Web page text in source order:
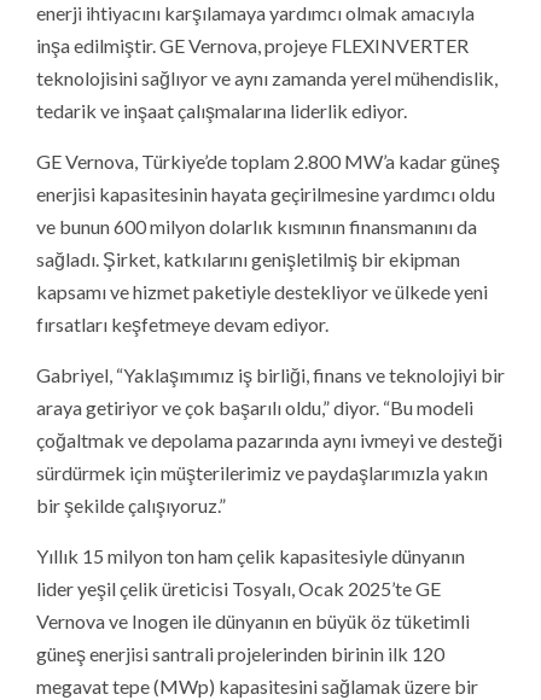
enerji ihtiyacını karşılamaya yardımcı olmak amacıyla
inşa edilmiştir. GE Vernova, projeye FLEXINVERTER
teknolojisini sağlıyor ve aynı zamanda yerel mühendislik,
tedarik ve inşaat çalışmalarına liderlik ediyor.
GE Vernova, Türkiye’de toplam 2.800 MW’a kadar güneş
enerjisi kapasitesinin hayata geçirilmesine yardımcı oldu
ve bunun 600 milyon dolarlık kısmının finansmanını da
sağladı. Şirket, katkılarını genişletilmiş bir ekipman
kapsamı ve hizmet paketiyle destekliyor ve ülkede yeni
fırsatları keşfetmeye devam ediyor.
Gabriyel, “Yaklaşımımız iş birliği, finans ve teknolojiyi bir
araya getiriyor ve çok başarılı oldu,” diyor. “Bu modeli
çoğaltmak ve depolama pazarında aynı ivmeyi ve desteği
sürdürmek için müşterilerimiz ve paydaşlarımızla yakın
bir şekilde çalışıyoruz.”
Yıllık 15 milyon ton ham çelik kapasitesiyle dünyanın
lider yeşil çelik üreticisi Tosyalı, Ocak 2025’te GE
Vernova ve Inogen ile dünyanın en büyük öz tüketimli
güneş enerjisi santrali projelerinden birinin ilk 120
megavat tepe (MWp) kapasitesini sağlamak üzere bir